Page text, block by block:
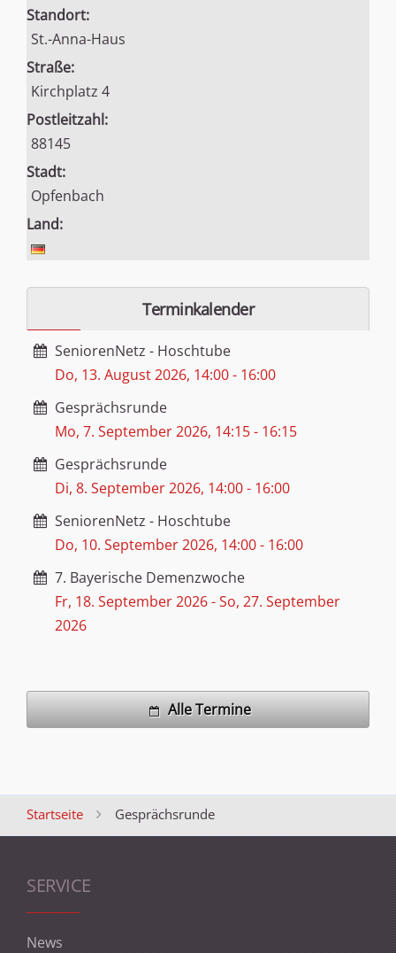
Standort:
St.-Anna-Haus
Straße:
Kirchplatz 4
Postleitzahl:
88145
Stadt:
Opfenbach
Land:
Terminkalender
SeniorenNetz - Hoschtube
Do, 13. August 2026, 14:00- 16:00
Gesprächsrunde
Mo, 7. September 2026, 14:15- 16:15
Gesprächsrunde
Di, 8. September 2026, 14:00- 16:00
SeniorenNetz - Hoschtube
Do, 10. September 2026, 14:00- 16:00
7. Bayerische Demenzwoche
Fr, 18. September 2026-So, 27. September
2026
Alle Termine
Startseite Gesprächsrunde
SERVICE
News